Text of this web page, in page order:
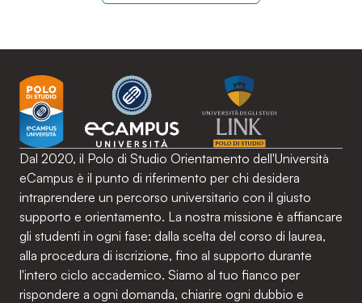
Dal 2020, il Polo di Studio Orientamento dell'Università
eCampus è il punto di riferimento per chi desidera
intraprendere un percorso universitario con il giusto
supporto e orientamento. La nostra missione è affiancare
gli studenti in ogni fase: dalla scelta del corso di laurea,
alla procedura di iscrizione, fino al supporto durante
l'intero ciclo accademico. Siamo al tuo fianco per
rispondere a ogni domanda, chiarire ogni dubbio e